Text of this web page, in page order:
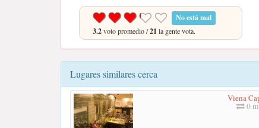
No está mal
3.2voto promedio /21 la gente vota.
Lugares similares cerca
Viena
0